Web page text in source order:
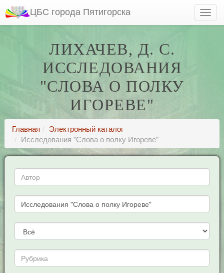
ЦБС города Пятигорска
ЛИХАЧЕВ, Д. С.
ИССЛЕДОВАНИЯ
"СЛОВА О ПОЛКУ
ИГОРЕВЕ"
Главная
Электронный каталог
Исследования "Слова о полку Игореве"